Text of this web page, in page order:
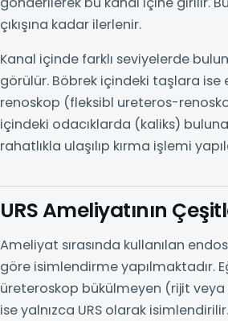
çıkışına kadar ilerlenir.
Kanal içinde farklı seviyelerde
görülür. Böbrek içindeki taşlara ise
renoskop (fleksibl ureteros-
içindeki odacıklarda (kaliks)
rahatlıkla ulaşılıp kırma işlemi
URS Ameliyatının
Ameliyat sırasında kullanılan
göre isimlendirme yapılmaktadır.
üreteroskop bükülmeyen (rijit
ise yalnızca URS olarak